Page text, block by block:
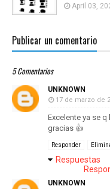
April 03,
Publicar un comentario
5 Comentarios
UNKNOWN
17 de marzo de
Excelente ya se q
gracias 👍
Responder
Respuestas
UNKNOWN